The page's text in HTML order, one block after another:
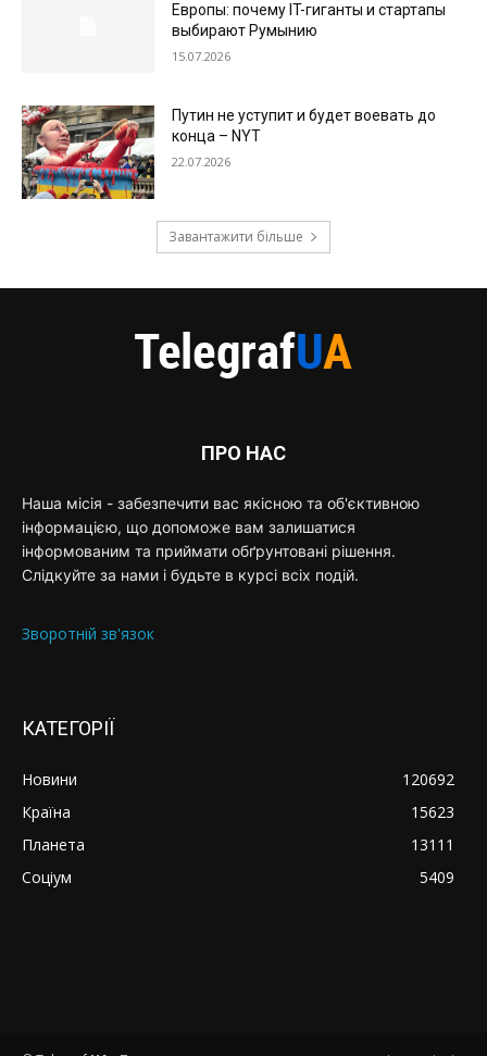
Европы: почему IT-гиганты и стартапы
выбирают Румынию
15.07.2026
Путин не уступит и будет воевать до
конца – NYT
22.07.2026
Завантажити більше
ПРО НАС
Наша місія - забезпечити вас якісною та об'єктивною
інформацією, що допоможе вам залишатися
інформованим та приймати обґрунтовані рішення.
Слідкуйте за нами і будьте в курсі всіх подій.
Зворотній зв'язок
КАТЕГОРІЇ
Новини
120692
Країна
15623
Планета
13111
Соціум
5409